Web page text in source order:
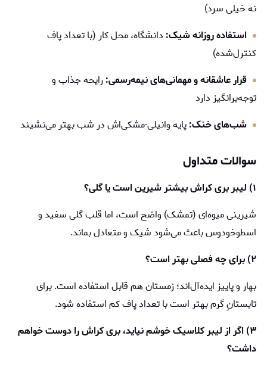
نه خیلی سرد)
استفاده روزانه شیک: دانشگاه، محل کار (با تعداد پاف
کنترل‌شده)
قرار عاشقانه و مهمانی‌های نیمه‌رسمی:رایحه جذاب و
توجه‌برانگیز دارد
شب‌های خنک:پایه وانیلی-مشکی‌اش در شب بهتر می‌نشیند
سوالات متداول
۱) لیبر بری کراش بیشتر شیرین است یا گلی؟
شیرینی میوه‌ای (تمشک) واضح است، اما قلب گلی سفید و
اسطوخودوس باعث می‌شود شیک و متعادل بماند.
۲) برای چه فصلی بهتر است؟
بهار و پاییز ایده‌آل‌اند؛ زمستان هم قابل استفاده است. برای
تابستانِ گرم بهتر است با تعداد پاف کم استفاده شود.
۳) اگر از لیبر کلاسیک خوشم نیاید، بری کراش را دوست خواهم
داشت؟